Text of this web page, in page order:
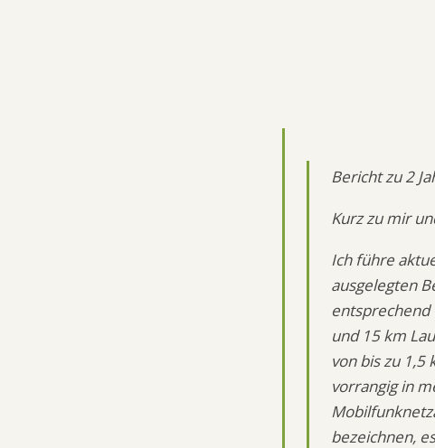
Bericht zu 2
Kurz zu mir
Ich führe
ausgelegten
entsprechend
und 15 km
von bis zu
vorrangig in
bezeichnen,